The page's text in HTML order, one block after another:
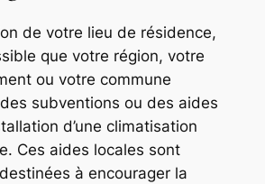
de votre lieu de résidence,
que votre région, votre
ou votre commune
subventions ou des aides
d’une climatisation
Ces aides locales sont
à encourager la